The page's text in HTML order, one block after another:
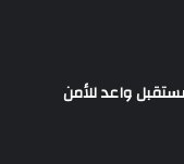
واعد للأمن